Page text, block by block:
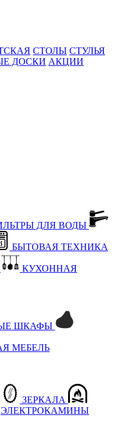
СТОЛЫ СТУЛЬЯ
ДОСКИ АКЦИИ
ДЛЯ ВОДЫ
БЫТОВАЯ ТЕХНИКА
КУХОННАЯ
ШКАФЫ
МЕБЕЛЬ
ЗЕРКАЛА
ЭЛЕКТРОКАМИНЫ